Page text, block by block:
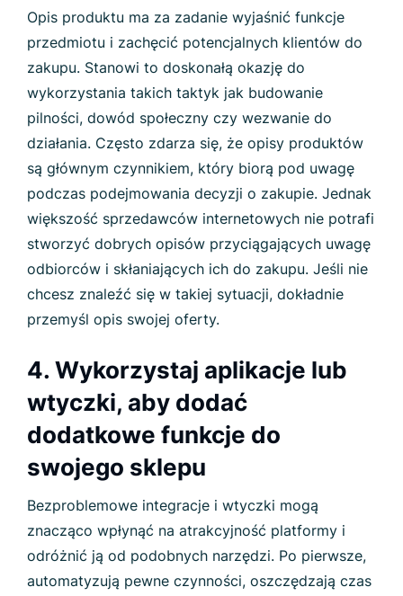
Opis produktu ma za zadanie wyjaśnić funkcje
przedmiotu i zachęcić potencjalnych klientów do
zakupu. Stanowi to doskonałą okazję do
wykorzystania takich taktyk jak budowanie
pilności, dowód społeczny czy wezwanie do
działania. Często zdarza się, że opisy produktów
są głównym czynnikiem, który biorą pod uwagę
podczas podejmowania decyzji o zakupie. Jednak
większość sprzedawców internetowych nie potrafi
stworzyć dobrych opisów przyciągających uwagę
odbiorców i skłaniających ich do zakupu. Jeśli nie
chcesz znaleźć się w takiej sytuacji, dokładnie
przemyśl opis swojej oferty.
4. Wykorzystaj aplikacje lub
wtyczki, aby dodać
dodatkowe funkcje do
swojego sklepu
Bezproblemowe integracje i wtyczki mogą
znacząco wpłynąć na atrakcyjność platformy i
odróżnić ją od podobnych narzędzi. Po pierwsze,
automatyzują pewne czynności, oszczędzają czas